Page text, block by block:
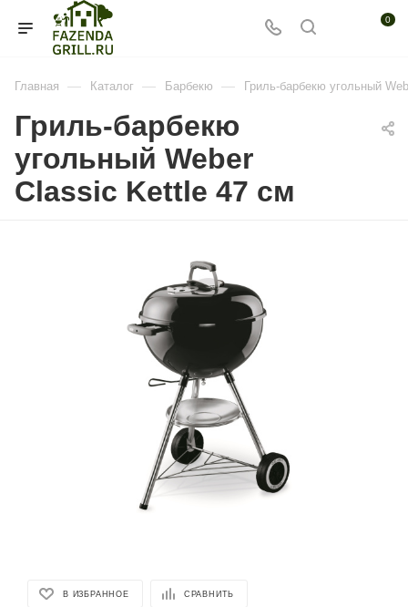
0
Главная — Каталог — Барбекю — Гриль-барбекю угольный
Гриль-барбекю
угольный Weber
Classic Kettle 47 см
В ИЗБРАННОЕ СРАВНИТЬ